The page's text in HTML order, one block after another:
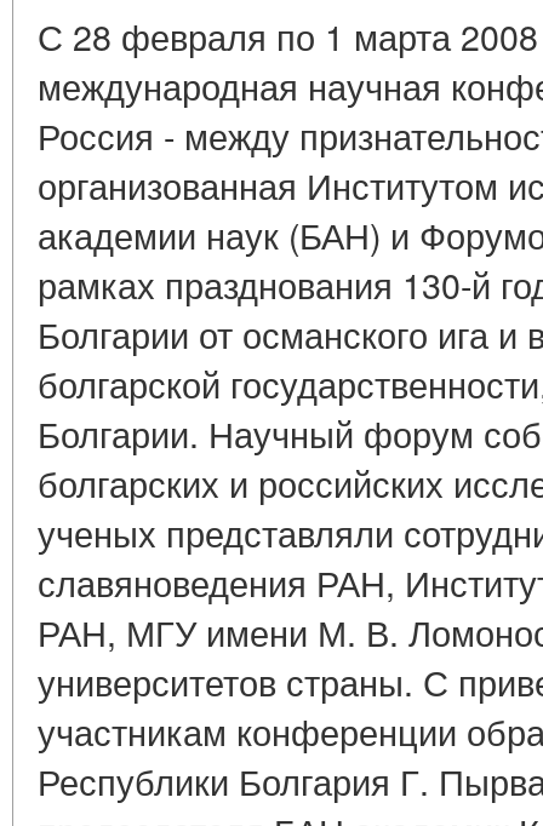
С 28 февраля по 1 марта
международная научная
Россия - между
организованная Институтом
академии наук (БАН) и
рамках празднования 130-й
Болгарии от османского ига и
болгарской
Болгарии. Научный форум
болгарских и российских
ученых представляли
славяноведения РАН,
РАН, МГУ имени М. В.
университетов страны. С
участникам конференции
Республики Болгария Г.